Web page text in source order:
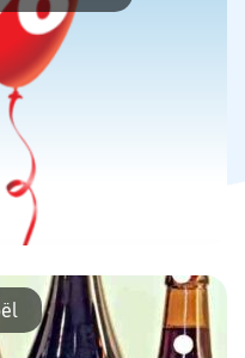
est fixé au jeudi 1er
31 juillet. Les dates
de […]